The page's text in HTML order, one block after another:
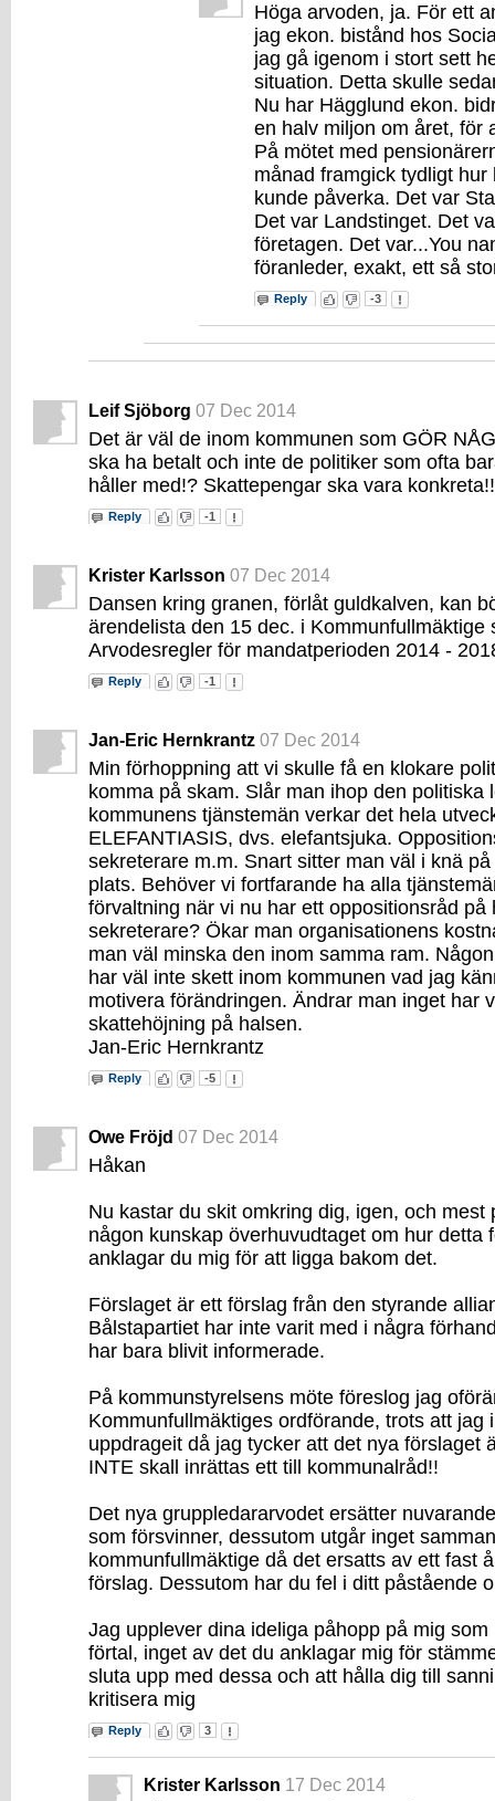
Höga arvoden, ja. För ett
jag ekon. bistånd hos
jag gå igenom i stort sett
situation. Detta skulle
Nu har Hägglund ekon.
en halv miljon om året, för
På mötet med
månad framgick tydligt
kunde påverka. Det var
Det var Landstinget. Det
företagen. Det var...You
föranleder, exakt, ett så
Reply -3
Leif Sjöborg 07 Dec 2014
Det är väl de inom kommunen som GÖR
ska ha betalt och inte de politiker som ofta
håller med!? Skattepengar ska vara konkreta!!
Reply -1
Krister Karlsson 07 Dec 2014
Dansen kring granen, förlåt guldkalven, kan
ärendelista den 15 dec. i Kommunfullmäktige
Arvodesregler för mandatperioden 2014 -
Reply -1
Jan-Eric Hernkrantz 07 Dec 2014
Min förhoppning att vi skulle få en klokare
komma på skam. Slår man ihop den politiska
kommunens tjänstemän verkar det hela
ELEFANTIASIS, dvs. elefantsjuka.
sekreterare m.m. Snart sitter man väl i knä
plats. Behöver vi fortfarande ha alla
förvaltning när vi nu har ett oppositionsråd på
sekreterare? Ökar man organisationens
man väl minska den inom samma ram.
har väl inte skett inom kommunen vad jag
motivera förändringen. Ändrar man inget har
skattehöjning på halsen.
Jan-Eric Hernkrantz
Reply -5
Owe Fröjd 07 Dec 2014
Håkan
Nu kastar du skit omkring dig, igen, och mest
någon kunskap överhuvudtaget om hur detta
anklagar du mig för att ligga bakom det.
Förslaget är ett förslag från den styrande
Bålstapartiet har inte varit med i några
har bara blivit informerade.
På kommunstyrelsens möte föreslog jag
Kommunfullmäktiges ordförande, trots att jag
uppdrageit då jag tycker att det nya förslaget
INTE skall inrättas ett till kommunalråd!!
Det nya gruppledararvodet ersätter
som försvinner, dessutom utgår inget
kommunfullmäktige då det ersatts av ett fast
förslag. Dessutom har du fel i ditt påstående
Jag upplever dina ideliga påhopp på mig
förtal, inget av det du anklagar mig för
sluta upp med dessa och att hålla dig till
kritisera mig
Reply 3
Krister Karlsson 17 Dec 2014